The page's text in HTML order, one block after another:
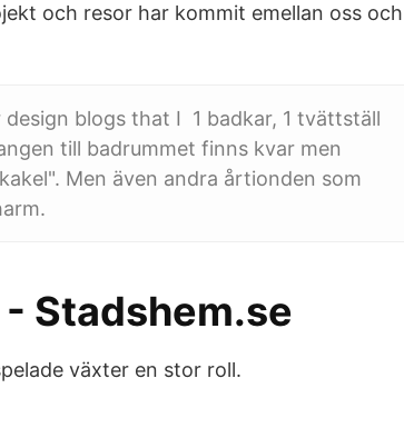
och resor har kommit emellan oss och
blogs that I 1 badkar, 1 tvättställ
till badrummet finns kvar men
Men även andra årtionden som
Stadshem.se
växter en stor roll.